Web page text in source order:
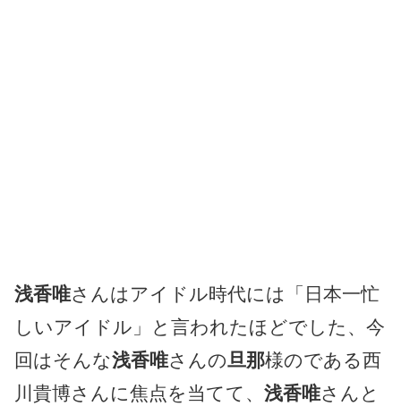
浅香唯さんはアイドル時代には「日本一忙
しいアイドル」と言われたほどでした、今
回はそんな浅香唯さんの旦那様のである西
川貴博さんに焦点を当てて、 浅香唯さんと